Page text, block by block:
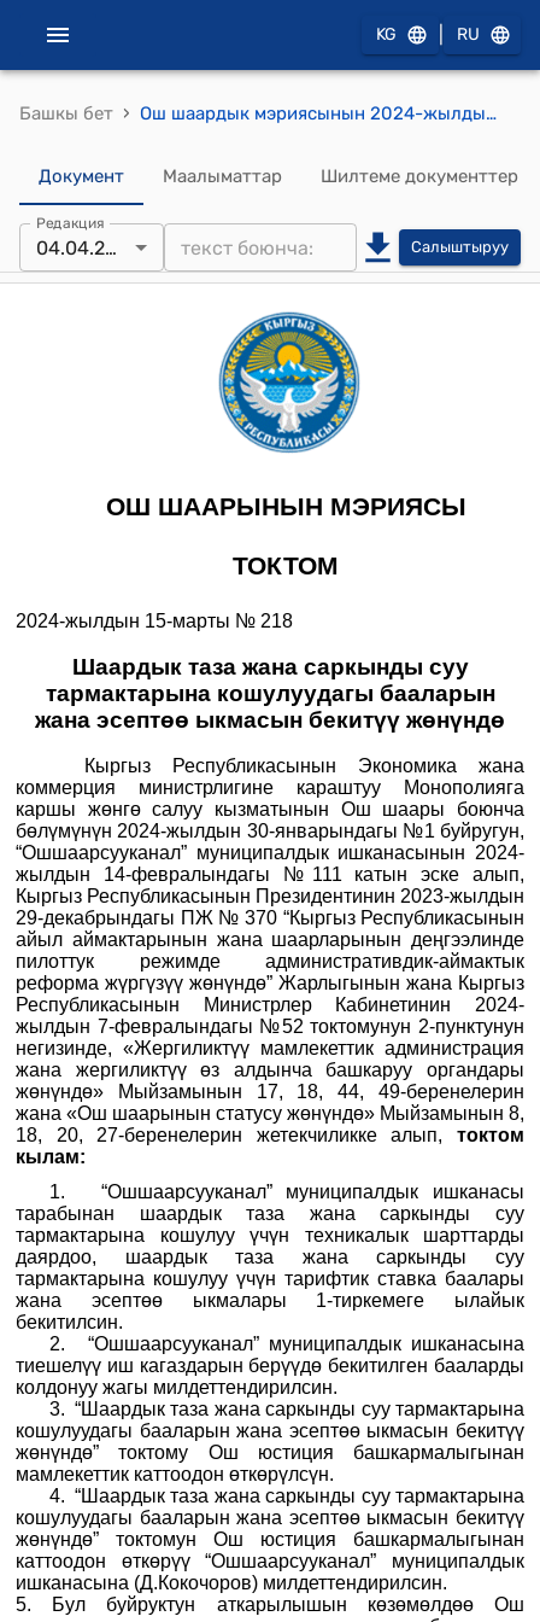
KG RU
Башкы бет › Ош шаардык мэриясынын 2024-жылдын 15 мартындагы №218 Шаардык таза жана саркынды суу тармактарына кошулуудагы бааларын жана эсептөө ыкмасын бекитүү жөнүндө токтому
Документ Маалыматтар Шилтеме документтер
Редакция
04.04.2024 Салыштыруу